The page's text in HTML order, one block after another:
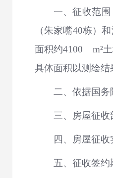
一、征收范
（朱家嘴40栋）
面积约4100 m²
具体面积以测绘结
二、依据国务
三、房屋征收
四、房屋征
五、征收签约